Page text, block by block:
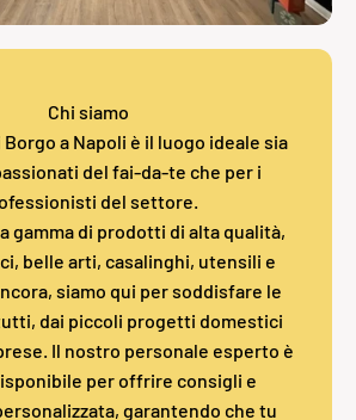
Chi siamo
a Napoli è il luogo ideale sia
del fai-da-te che per i
del settore.
gamma di prodotti di alta qualità,
belle arti, casalinghi, utensili e
siamo qui per soddisfare le
dai piccoli progetti domestici
Il nostro personale esperto è
per offrire consigli e
garantendo che tu